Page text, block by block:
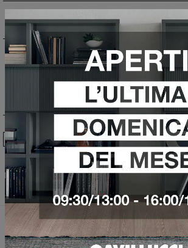
Sfoglia i cataloghi
Ho preso visione dellaPrivacy Policy